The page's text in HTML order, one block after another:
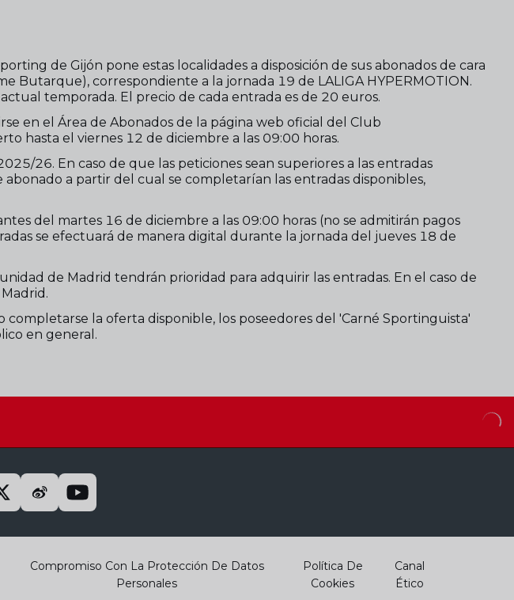
de Gijón pone estas localidades a disposición de sus abonados de cara
Butarque), correspondiente a la jornada 19 de LALIGA HYPERMOTION.
temporada. El precio de cada entrada es de 20 euros.
en el Área de Abonados de la página web oficial del Club
hasta el viernes 12 de diciembre a las 09:00 horas.
26. En caso de que las peticiones sean superiores a las entradas
a partir del cual se completarían las entradas disponibles,
del martes 16 de diciembre a las 09:00 horas (no se admitirán pagos
se efectuará de manera digital durante la jornada del jueves 18 de
de Madrid tendrán prioridad para adquirir las entradas. En el caso de
la oferta disponible, los poseedores del 'Carné Sportinguista'
en general.
Compromiso Con La Protección De Datos
Personales
Política De
Cookies
Canal
Ético